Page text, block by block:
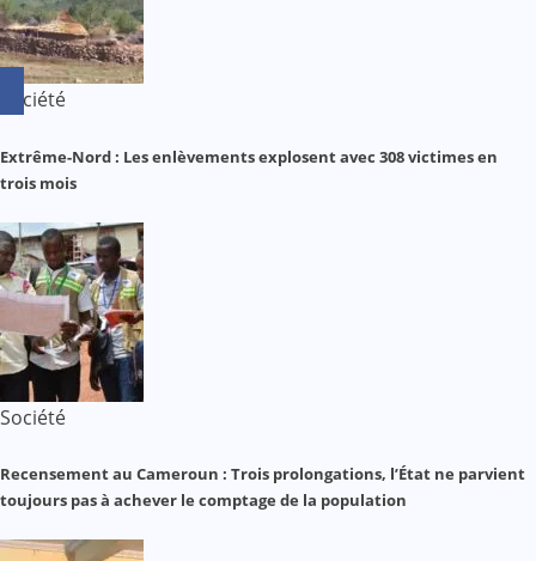
Société
Extrême-Nord : Les enlèvements explosent avec 308 victimes en
trois mois
Société
Recensement au Cameroun : Trois prolongations, l’État ne parvient
toujours pas à achever le comptage de la population